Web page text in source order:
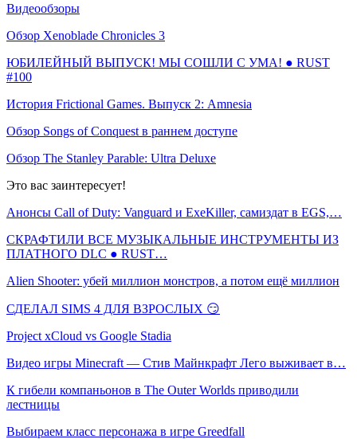
Видеообзоры
Обзор Xenoblade Chronicles 3
ЮБИЛЕЙНЫЙ ВЫПУСК! МЫ СОШЛИ С УМА! ● RUST
#100
История Frictional Games. Выпуск 2: Amnesia
Обзор Songs of Conquest в раннем доступе
Обзор The Stanley Parable: Ultra Deluxe
Это вас заинтересует!
Анонсы Call of Duty: Vanguard и ExeKiller, самиздат в EGS,…
СКРАФТИЛИ ВСЕ МУЗЫКАЛЬНЫЕ ИНСТРУМЕНТЫ ИЗ
ПЛАТНОГО DLC ● RUST…
Alien Shooter: убей миллион монстров, а потом ещё миллион
СДЕЛАЛ SIMS 4 ДЛЯ ВЗРОСЛЫХ 😏
Project xCloud vs Google Stadia
Видео игры Minecraft — Стив Майнкрафт Лего выживает в…
К гибели компаньонов в The Outer Worlds приводили
лестницы
Выбираем класс персонажа в игре Greedfall